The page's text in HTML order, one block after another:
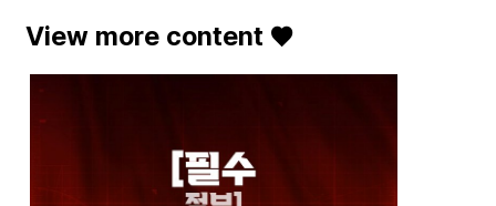
View more content ♥️